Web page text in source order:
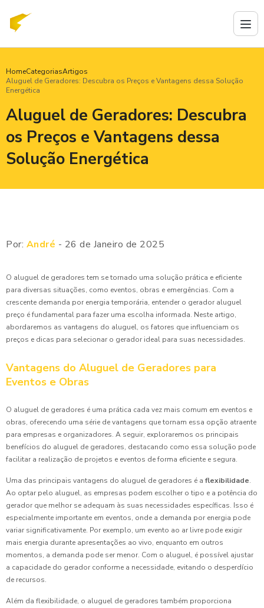
HomeCategoriasArtigos
Aluguel de Geradores: Descubra os Preços e Vantagens dessa Solução
Energética
Aluguel de Geradores: Descubra
os Preços e Vantagens dessa
Solução Energética
Por: André - 26 de Janeiro de 2025
O aluguel de geradores tem se tornado uma solução prática e eficiente
para diversas situações, como eventos, obras e emergências. Com a
crescente demanda por energia temporária, entender o gerador aluguel
preço é fundamental para fazer uma escolha informada. Neste artigo,
abordaremos as vantagens do aluguel, os fatores que influenciam os
preços e dicas para selecionar o gerador ideal para suas necessidades.
Vantagens do Aluguel de Geradores para
Eventos e Obras
O aluguel de geradores é uma prática cada vez mais comum em eventos e
obras, oferecendo uma série de vantagens que tornam essa opção atraente
para empresas e organizadores. A seguir, exploraremos os principais
benefícios do aluguel de geradores, destacando como essa solução pode
facilitar a realização de projetos e eventos de forma eficiente e segura.
Uma das principais vantagens do aluguel de geradores é a flexibilidade.
Ao optar pelo aluguel, as empresas podem escolher o tipo e a potência do
gerador que melhor se adequam às suas necessidades específicas. Isso é
especialmente importante em eventos, onde a demanda por energia pode
variar significativamente. Por exemplo, um evento ao ar livre pode exigir
mais energia durante apresentações ao vivo, enquanto em outros
momentos, a demanda pode ser menor. Com o aluguel, é possível ajustar
a capacidade do gerador conforme a necessidade, evitando o desperdício
de recursos.
Além da flexibilidade, o aluguel de geradores também proporciona